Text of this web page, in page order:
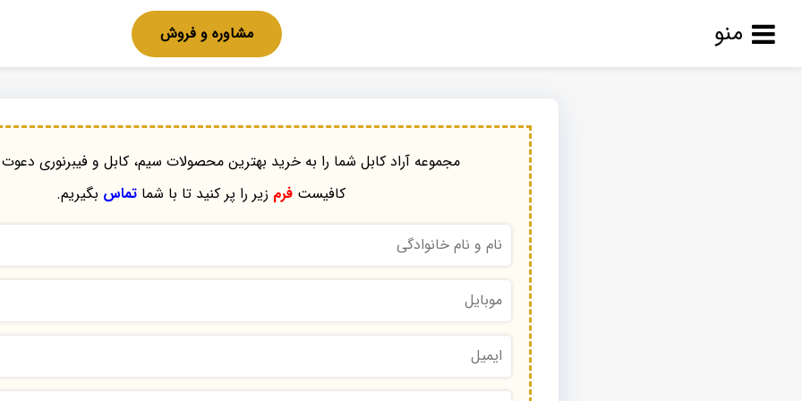
منو مشاوره و فروش
مجموعه آراد کابل شما را به خرید بهترین محصولات سیم، کابل و فیبرنوری
کافیستفرم زیر را پر کنید تا با شماتماس بگیریم.